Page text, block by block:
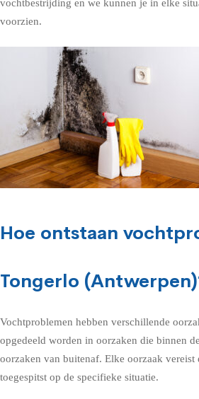
vochtbestrijding en we kunnen je in elke
voorzien.
Hoe ontstaan
Tongerlo
Vochtproblemen hebben verschillende
opgedeeld worden in oorzaken die binnen
oorzaken van buitenaf. Elke oorzaak vereist
toegespitst op de specifieke situatie.